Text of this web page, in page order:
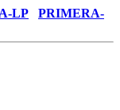
LP
PRIMERA-